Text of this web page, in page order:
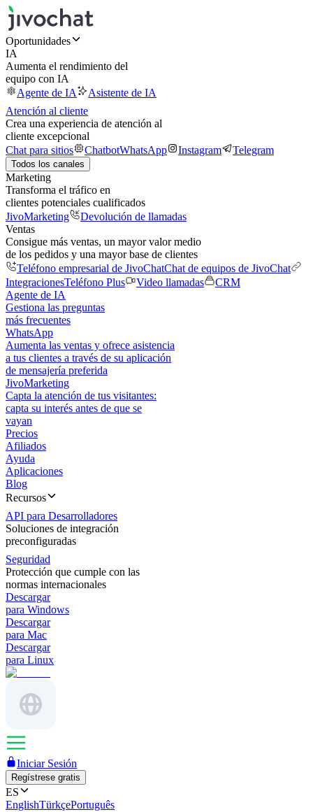
Oportunidades
IA
Aumenta el rendimiento del
equipo con IA
Agente de IA
Asistente de IA
Atención al cliente
Crea una experiencia de atención al
cliente excepcional
Chat para sitios
ChatbotWhatsApp Instagram Telegram
Todos los canales
Marketing
Transforma el tráfico en
clientes potenciales cualificados
JivoMarketing
Devolución de llamadas
Ventas
Consigue más ventas, un mayor valor medio
de los pedidos y una mayor base de clientes
Teléfono empresarial de JivoChatChat de equipos de JivoChat
IntegracionesTeléfono Plus Video llamadas
CRM
Agente de IA
Gestiona las preguntas
más frecuentes
WhatsApp
Aumenta las ventas y ofrece asistencia
a tus clientes a través de su aplicación
de mensajería preferida
JivoMarketing
Capta la atención de tus visitantes:
capta su interés antes de que se
vayan
Precios
Afiliados
Ayuda
Aplicaciones
Blog
Recursos
API para Desarrolladores
Soluciones de integración
preconfiguradas
Seguridad
Protección que cumple con las
normas internacionales
Descargar
para Windows
Descargar
para Mac
Descargar
para Linux
Iniciar Sesión
Regístrese gratis
ES
EnglishTürkçePortuguês